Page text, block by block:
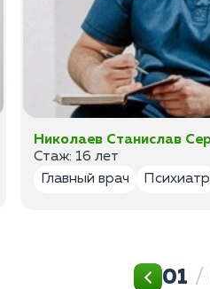
Николаев Станислав
Стаж: 16 лет
Главный врач
Психиатр
01 /